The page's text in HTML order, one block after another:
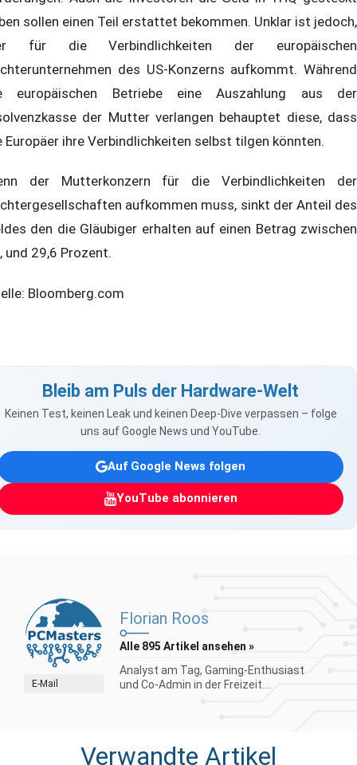
sollen einen Teil erstattet bekommen. Unklar ist jedoch,
für die Verbindlichkeiten der europäischen
des US-Konzerns aufkommt. Während
europäischen Betriebe eine Auszahlung aus der
der Mutter verlangen behauptet diese, dass
Europäer ihre Verbindlichkeiten selbst tilgen könnten.
der Mutterkonzern für die Verbindlichkeiten der
aufkommen muss, sinkt der Anteil des
den die Gläubiger erhalten auf einen Betrag zwischen
und 29,6 Prozent.
Bloomberg.com
Bleib am Puls der Hardware-Welt
Keinen Test, keinen Leak und keinen Deep-Dive verpassen – folge
uns auf Google News und YouTube.
Auf Google News folgen
YouTube abonnieren
E-Mail
Florian Roos
Alle 895 Artikel ansehen »
Analyst am Tag, Gaming-Enthusiast
und Co-Admin in der Freizeit....
Verwandte Artikel